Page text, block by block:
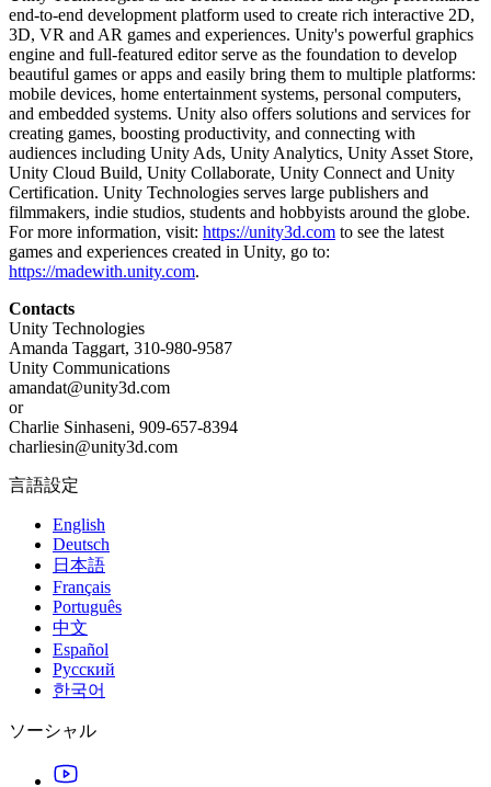
end-to-end development platform used to create rich interactive 2D,
3D, VR and AR games and experiences. Unity's powerful graphics
engine and full-featured editor serve as the foundation to develop
beautiful games or apps and easily bring them to multiple platforms:
mobile devices, home entertainment systems, personal computers,
and embedded systems. Unity also offers solutions and services for
creating games, boosting productivity, and connecting with
audiences including Unity Ads, Unity Analytics, Unity Asset Store,
Unity Cloud Build, Unity Collaborate, Unity Connect and Unity
Certification. Unity Technologies serves large publishers and
filmmakers, indie studios, students and hobbyists around the globe.
For more information, visit: https://unity3d.com to see the latest
games and experiences created in Unity, go to:
https://madewith.unity.com.
Contacts
Unity Technologies
Amanda Taggart, 310-980-9587
Unity Communications
amandat@unity3d.com
or
Charlie Sinhaseni, 909-657-8394
charliesin@unity3d.com
言語設定
English
Deutsch
日本語
Français
Português
中文
Español
Русский
한국어
ソーシャル